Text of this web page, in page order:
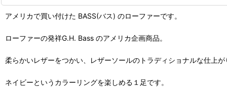
アメリカで買い付けた BASS(バス) のローファーです。
ローファーの発祥G.H. Bass のアメリカ企画商品。
柔らかいレザーをつかい、レザーソールのトラディショナルな仕上が
ネイビーというカラーリングを楽しめる１足です。